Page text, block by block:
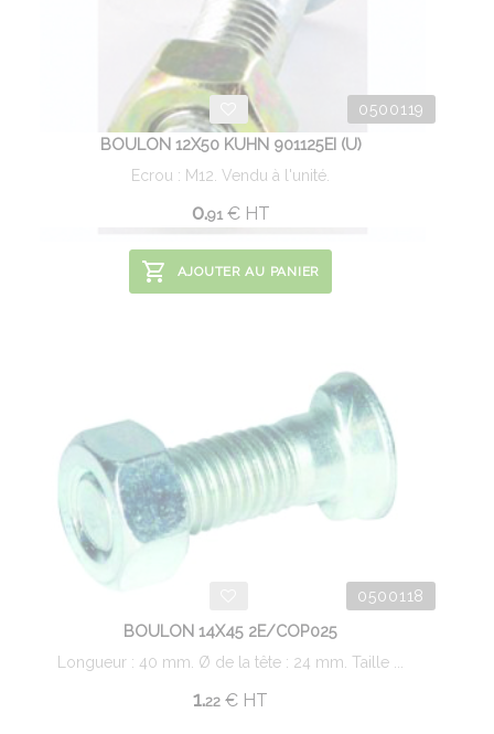
0500119
BOULON 12X50 KUHN 901125EI (U)
Ecrou : M12. Vendu à l'unité.
0.91 €HT
AJOUTER AU PANIER
0500118
BOULON 14X45 2E/COP025
Longueur : 40 mm. Ø de la tête : 24 mm. Taille ...
1.22 € HT